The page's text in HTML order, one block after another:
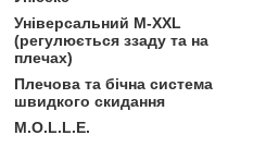
Універсальний M-XXL
(регулюється ззаду та на
плечах)
Плечова та бічна система
швидкого скидання
M.O.L.L.E.